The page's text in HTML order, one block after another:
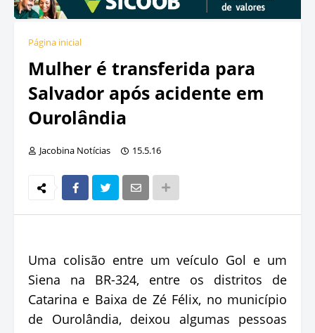
Página inicial
Mulher é transferida para
Salvador após acidente em
Ourolândia
Jacobina Notícias 15.5.16
Uma colisão entre um veículo Gol e um
Siena na BR-324, entre os distritos de
Catarina e Baixa de Zé Félix, no município
de Ourolândia, deixou algumas pessoas